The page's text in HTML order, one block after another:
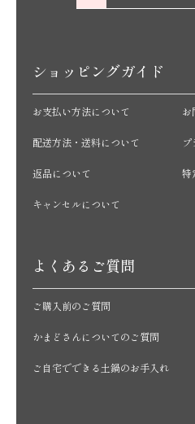
ショッピングガイド
お支払い方法について
配送方法・送料について
返品について
キャンセルについて
お
特
よくあるご質問
ご購入前のご質問
かまどさんについてのご質問
ご自宅でできる土鍋のお手入れ